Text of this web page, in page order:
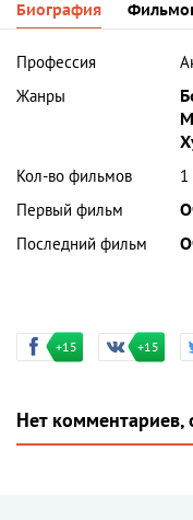
Биография
Профессия
Жанры
Кол-во фильмов
1
Первый фильм
Последний фильм
+15 +15
Нет комментариев,